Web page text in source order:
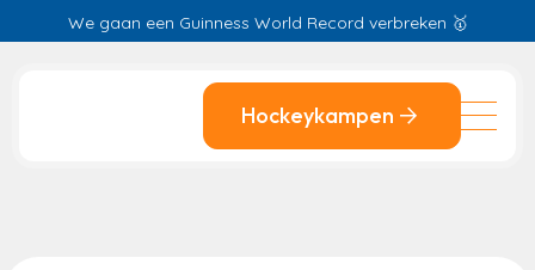
We gaan een Guinness World Record verbreken 🥇
Kampioen in plezier 🥳
Slide 3 of 3.
Hockeykampen